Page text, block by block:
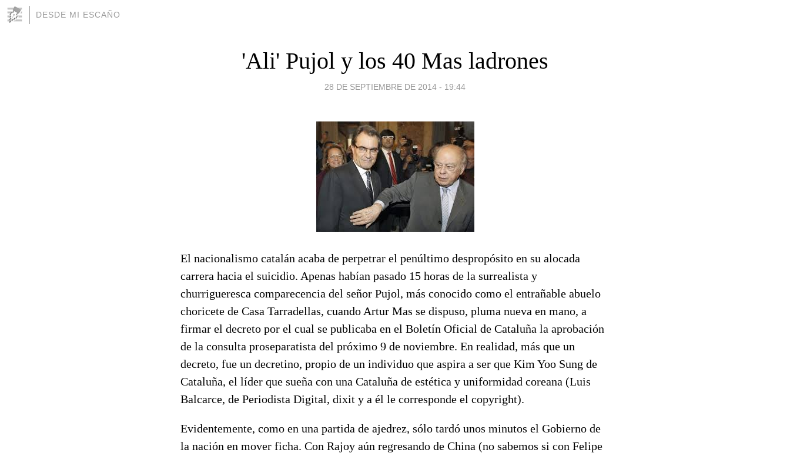
DESDE MI ESCAÑO
'Ali' Pujol y los 40 Mas ladrones
28 DE SEPTIEMBRE DE 2014 - 19:44
El nacionalismo catalán acaba de perpetrar el penúltimo despropósito en su alocada
carrera hacia el suicidio. Apenas habían pasado 15 horas de la surrealista y
churrigueresca comparecencia del señor Pujol, más conocido como el entrañable abuelo
choricete de Casa Tarradellas, cuando Artur Mas se dispuso, pluma nueva en mano, a
firmar el decreto por el cual se publicaba en el Boletín Oficial de Cataluña la aprobación
de la consulta proseparatista del próximo 9 de noviembre. En realidad, más que un
decreto, fue un decretino, propio de un individuo que aspira a ser que Kim Yoo Sung de
Cataluña, el líder que sueña con una Cataluña de estética y uniformidad coreana (Luis
Balcarce, de Periodista Digital, dixit y a él le corresponde el copyright).
Evidentemente, como en una partida de ajedrez, sólo tardó unos minutos el Gobierno de
la nación en mover ficha. Con Rajoy aún regresando de China (no sabemos si con Felipe